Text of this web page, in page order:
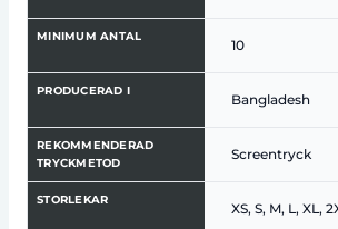
MINIMUM ANTAL
10
PRODUCERAD I
Bangladesh
REKOMMENDERAD
TRYCKMETOD
Screentryck
STORLEKAR
XS, S, M, L, XL,